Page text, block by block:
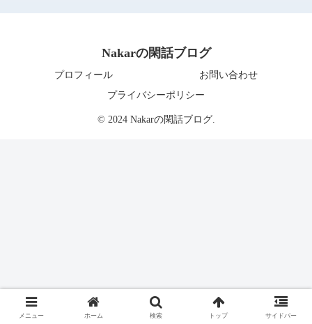
Nakarの閑話ブログ
プロフィール
お問い合わせ
プライバシーポリシー
© 2024 Nakarの閑話ブログ.
メニュー ホーム 検索 トップ サイドバー